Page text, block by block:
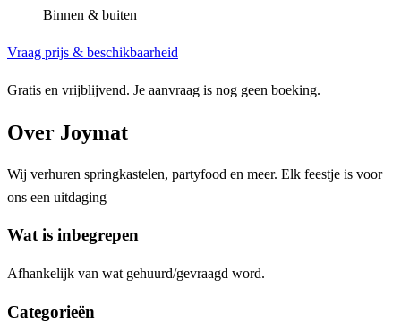
Binnen & buiten
Vraag prijs & beschikbaarheid
Gratis en vrijblijvend. Je aanvraag is nog geen boeking.
Over Joymat
Wij verhuren springkastelen, partyfood en meer. Elk feestje is voor
ons een uitdaging
Wat is inbegrepen
Afhankelijk van wat gehuurd/gevraagd word.
Categorieën